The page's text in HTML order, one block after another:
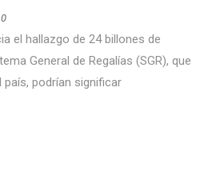
0
el hallazgo de 24 billones de
General de Regalías (SGR), que
podrían significar